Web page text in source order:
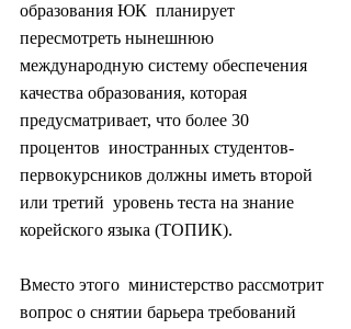
образования ЮК  планирует
пересмотреть нынешнюю
международную систему обеспечения
качества образования, которая
предусматривает, что более 30
процентов  иностранных студентов-
первокурсников должны иметь второй
или третий  уровень теста на знание
корейского языка (ТОПИК).
Вместо этого  министерство рассмотрит
вопрос о снятии барьера требований